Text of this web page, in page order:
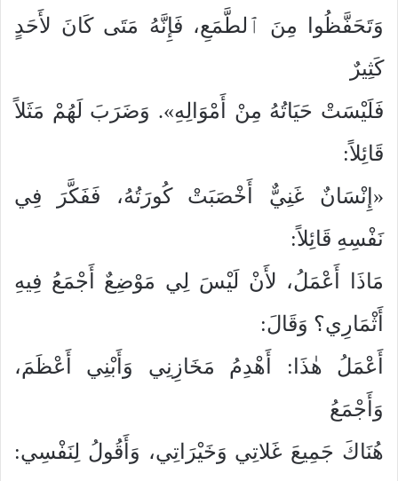
وَتَحَفَّظُوا مِنَ ٱلطَّمَعِ، فَإِنَّهُ مَتَى كَانَ لأَحَدٍ
كَثِيرٌ
فَلَيْسَتْ حَيَاتُهُ مِنْ أَمْوَالِهِ». وَضَرَبَ لَهُمْ مَثَلاً
قَائِلاً:
«إِنْسَانٌ غَنِيٌّ أَخْصَبَتْ كُورَتُهُ، فَفَكَّرَ فِي
نَفْسِهِ قَائِلاً:
مَاذَا أَعْمَلُ، لأَنْ لَيْسَ لِي مَوْضِعٌ أَجْمَعُ فِيهِ
أَثْمَارِي؟ وَقَالَ:
أَعْمَلُ هٰذَا: أَهْدِمُ مَخَازِنِي وَأَبْنِي أَعْظَمَ،
وَأَجْمَعُ
هُنَاكَ جَمِيعَ غَلاتِي وَخَيْرَاتِي، وَأَقُولُ لِنَفْسِي: